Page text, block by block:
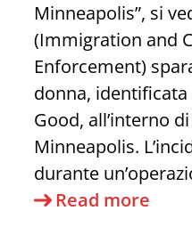
Minneapolis”, si
(Immigration and
Enforcement)
donna, identificata
Good, all’interno
Minneapolis.
durante
Read more